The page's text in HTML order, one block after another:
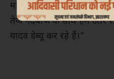
महत्व को जानते हैं। यह एक
तेज गेंदबाज के साथ हम उतर
यादव डेब्यू कर रहे हैं।”